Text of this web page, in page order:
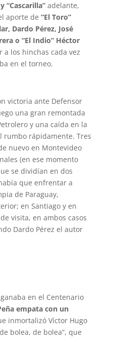
“Cascarilla”adelante,
aporte de “El Toro”
Dardo Pérez, José
o “El Indio” Héctor
a los hinchas cada vez
en el torneo.
victoria ante Defensor
una gran remontada
y una caída en la
rumbo rápidamente. Tres
nuevo en Montevideo
(en ese momento
se dividían en dos
que enfrentar a
de Paraguay,
en Santiago y en
visita, en ambos casos
Dardo Pérez el autor
en el Centenario
empata con un
inmortalizó Víctor Hugo
bolea, de bolea”, que